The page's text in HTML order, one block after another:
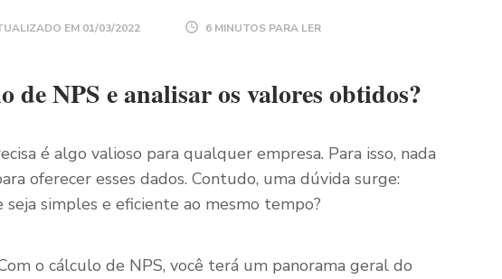
EM 01/03/2022 6 MINUTOS PARA LER
de NPS e analisar os valores obtidos?
é algo valioso para qualquer empresa. Para isso, nada
oferecer esses dados. Contudo, uma dúvida surge:
simples e eficiente ao mesmo tempo?
o cálculo de NPS, você terá um panorama geral do